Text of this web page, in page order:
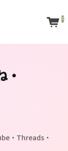
0
・
・Threads・